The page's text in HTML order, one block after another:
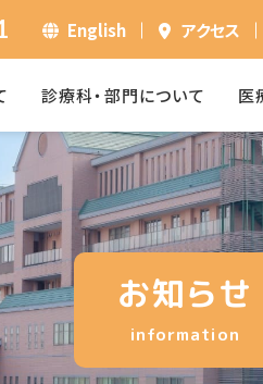
English アクセス
診療科・部門について 医
お知らせ
information